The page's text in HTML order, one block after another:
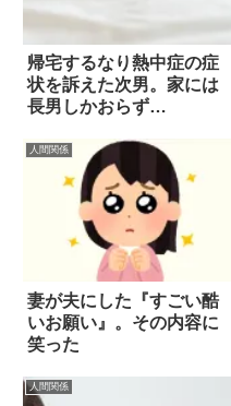
帰宅するなり熱中症の症
状を訴えた次男。家には
長男しかおらず…
人間関係
妻が夫にした『すごい酷
いお願い』。その内容に
笑った
人間関係